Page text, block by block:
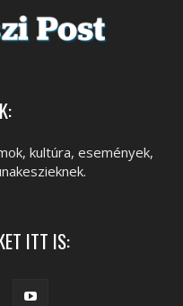
kultúra, események,
ITT IS: